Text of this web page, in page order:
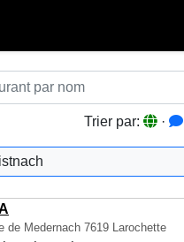
Trier par: ·
de Medernach 7619 Larochette